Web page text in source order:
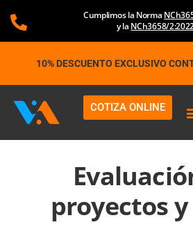
Cumplimos la Norma
y la NCh3658/
10% DESCUENTO EXCLUSIVO
COTIZA ONLINE
proyectos